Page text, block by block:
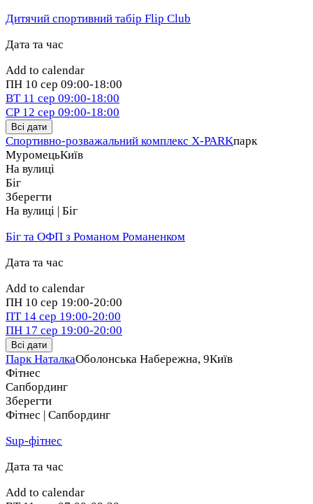
Дитячий спортивний табір Flip Club
Дата та час
Add to calendar
ПН 10 сер 09:00-18:00
ВТ 11 сер 09:00-18:00
СР 12 сер 09:00-18:00
Всі дати
Спортивно-розважальний комплекс X-PARKпарк
МуромецьКиїв
На вулиці
Біг
Зберегти
На вулиці | Біг
Біг та ОФП з Романом Романенком
Дата та час
Add to calendar
ПН 10 сер 19:00-20:00
ПТ 14 сер 19:00-20:00
ПН 17 сер 19:00-20:00
Всі дати
Парк НаталкаОболонська Набережна, 9Київ
Фітнес
Сапбординг
Зберегти
Фітнес | Сапбординг
Sup-фітнес
Дата та час
Add to calendar